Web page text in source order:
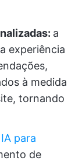
a
experiência
à medida
tornando
para
de